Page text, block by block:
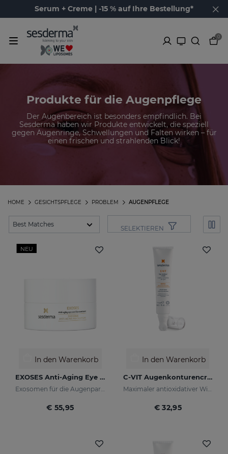
Serum + Creme | -15 % auf Ihre Bestellung*
0
Produkte für die Augenpflege
Der Augenbereich ist besonders empfindlich. Bei
Sesderma haben wir Produkte entwickelt, die speziell
gegen Augenringe, Schwellungen und Falten wirken – für
einen frischen und strahlenden Blick!
AUGENPFLEGE
PROBLEM
GESICHTSPFLEGE
HOME
SELEKTIEREN
NEU
In den Warenkorb
EXOSES Anti-Aging Eye And Lip Contour
Exosomen für die Augenpartie
€ 55,95
In den Warenkorb
C-VIT Augenkonturencreme
Maximaler antioxidativer Wirkung
€ 32,95